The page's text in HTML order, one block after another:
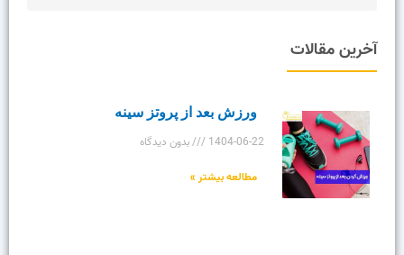
آخرین مقالات
ورزش بعد از پروتز سینه
1404-06-22
بدون دیدگاه
مطالعه بیشتر »